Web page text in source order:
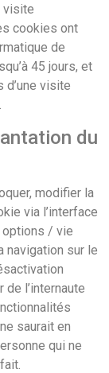
visite
cookies ont
de
45 jours, et
d’une visite
du
modifier la
via l’interface
options / vie
navigation sur le
l’internaute
saurait en
qui ne